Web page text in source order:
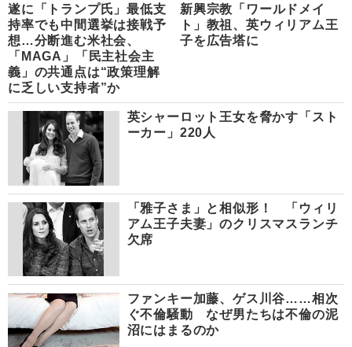
遂に「トランプ氏」最低支
持率でも中間選挙は接戦予
想…分断進む米社会、
「MAGA」「民主社会主
義」の共通点は“政策理解
に乏しい支持者”か
新興宗教「ワールドメイ
ト」教祖、英ウィリアム王
子を広告塔に
英シャーロット王女を脅かす「スト
ーカー」220人
「雅子さま」と相似形！ 「ウィリ
アム王子夫妻」のクリスマスランチ
欠席
ファンキー加藤、ゲス川谷……相次
ぐ不倫騒動 なぜ男たちは不倫の泥
沼にはまるのか